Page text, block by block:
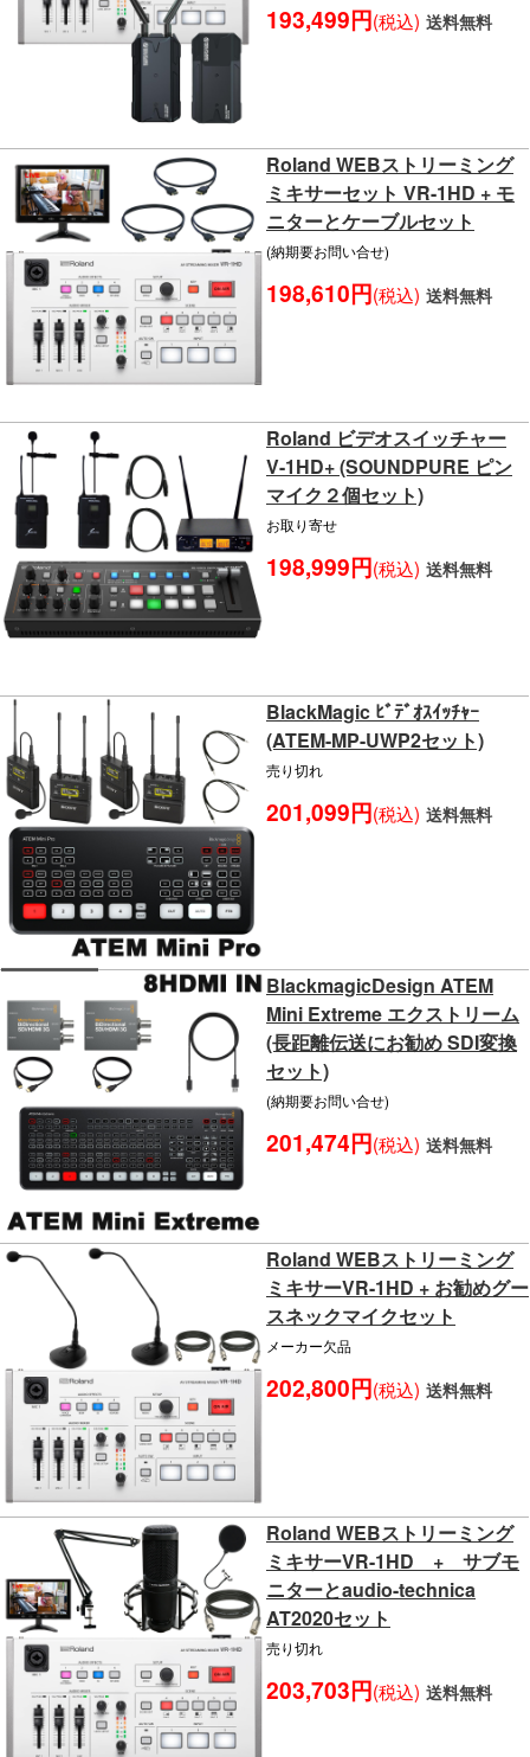
193,499円(税込) 送料無料
Roland WEBストリーミング
ミキサーセット VR-1HD + モ
ニターとケーブルセット
(納期要お問い合せ)
198,610円(税込) 送料無料
Roland ビデオスイッチャー
V-1HD+ (SOUNDPURE ピン
マイク２個セット)
お取り寄せ
198,999円(税込) 送料無料
BlackMagic ﾋﾞﾃﾞｵｽｲｯﾁｬｰ
(ATEM-MP-UWP2セット)
売り切れ
201,099円(税込) 送料無料
BlackmagicDesign ATEM
Mini Extreme エクストリーム
(長距離伝送にお勧め SDI変換
セット)
(納期要お問い合せ)
201,474円(税込) 送料無料
Roland WEBストリーミング
ミキサーVR-1HD + お勧めグー
スネックマイクセット
メーカー欠品
202,800円(税込) 送料無料
Roland WEBストリーミング
ミキサーVR-1HD + サブモ
ニターとaudio-technica
AT2020セット
売り切れ
203,703円(税込) 送料無料